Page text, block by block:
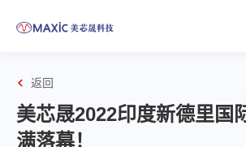
返回
美芯晟2022印度新德里国
满落幕！